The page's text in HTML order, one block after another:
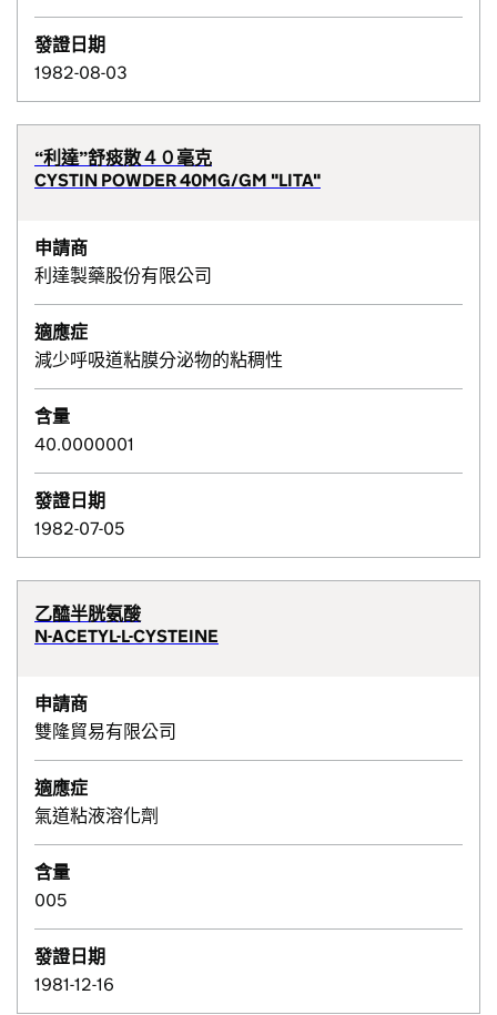
發證日期
1982-08-03
“利達”舒痰散４０毫克
CYSTIN POWDER 40MG/GM "LITA"
申請商
利達製藥股份有限公司
適應症
減少呼吸道粘膜分泌物的粘稠性
含量
40.0000001
發證日期
1982-07-05
乙醯半胱氨酸
N-ACETYL-L-CYSTEINE
申請商
雙隆貿易有限公司
適應症
氣道粘液溶化劑
含量
005
發證日期
1981-12-16